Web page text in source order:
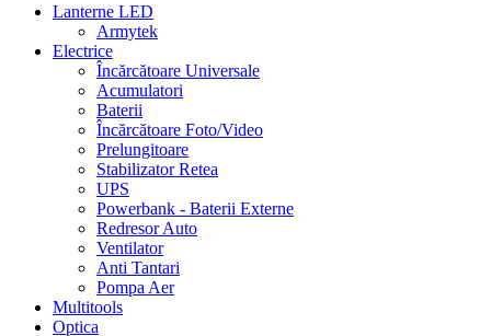
Lanterne LED
Armytek
Electrice
Încărcătoare Universale
Acumulatori
Baterii
Încărcătoare Foto/Video
Prelungitoare
Stabilizator Retea
UPS
Powerbank - Baterii Externe
Redresor Auto
Ventilator
Anti Tantari
Pompa Aer
Multitools
Optica